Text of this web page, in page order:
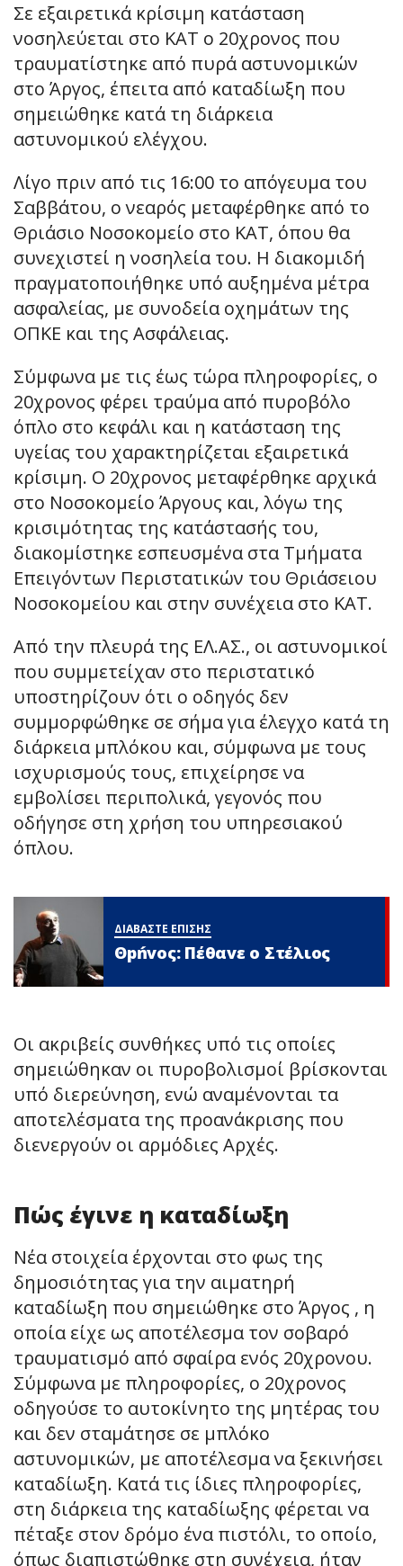
Σε εξαιρετικά κρίσιμη κατάσταση
νοσηλεύεται στο ΚΑΤ ο 20χρονος που
τραυματίστηκε από πυρά αστυνομικών
στο Άργος, έπειτα από καταδίωξη που
σημειώθηκε κατά τη διάρκεια
αστυνομικού ελέγχου.
Λίγο πριν από τις 16:00 το απόγευμα του
Σαββάτου, ο νεαρός μεταφέρθηκε από το
Θριάσιο Νοσοκομείο στο ΚΑΤ, όπου θα
συνεχιστεί η νοσηλεία του. Η διακομιδή
πραγματοποιήθηκε υπό αυξημένα μέτρα
ασφαλείας, με συνοδεία οχημάτων της
ΟΠΚΕ και της Ασφάλειας.
Σύμφωνα με τις έως τώρα πληροφορίες, ο
20χρονος φέρει τραύμα από πυροβόλο
όπλο στο κεφάλι και η κατάσταση της
υγείας του χαρακτηρίζεται εξαιρετικά
κρίσιμη. Ο 20χρονος μεταφέρθηκε αρχικά
στο Νοσοκομείο Άργους και, λόγω της
κρισιμότητας της κατάστασής του,
διακομίστηκε εσπευσμένα στα Τμήματα
Επειγόντων Περιστατικών του Θριάσειου
Νοσοκομείου και στην συνέχεια στο ΚΑΤ.
Από την πλευρά της ΕΛ.ΑΣ., οι αστυνομικοί
που συμμετείχαν στο περιστατικό
υποστηρίζουν ότι ο οδηγός δεν
συμμορφώθηκε σε σήμα για έλεγχο κατά τη
διάρκεια μπλόκου και, σύμφωνα με τους
ισχυρισμούς τους, επιχείρησε να
εμβολίσει περιπολικά, γεγονός που
οδήγησε στη χρήση του υπηρεσιακού
όπλου.
ΔΙΑΒΑΣΤΕ ΕΠΙΣΗΣ
Θpńvoς: Πέθαvε ο Στέλιος
Οι ακριβείς συνθήκες υπό τις οποίες
σημειώθηκαν οι πυροβολισμοί βρίσκονται
υπό διερεύνηση, ενώ αναμένονται τα
αποτελέσματα της προανάκρισης που
διενεργούν οι αρμόδιες Αρχές.
Πώς έγινε η καταδίωξη
Νέα στοιχεία έρχονται στο φως της
δημοσιότητας για την αιματηρή
καταδίωξη που σημειώθηκε στο Άργος , η
οποία είχε ως αποτέλεσμα τον σοβαρό
τραυματισμό από σφαίρα ενός 20χρονου.
Σύμφωνα με πληροφορίες, ο 20χρονος
οδηγούσε το αυτοκίνητο της μητέρας του
και δεν σταμάτησε σε μπλόκο
αστυνομικών, με αποτέλεσμα να ξεκινήσει
καταδίωξη. Κατά τις ίδιες πληροφορίες,
στη διάρκεια της καταδίωξης φέρεται να
πέταξε στον δρόμο ένα πιστόλι, το οποίο,
όπως διαπιστώθηκε στη συνέχεια, ήταν